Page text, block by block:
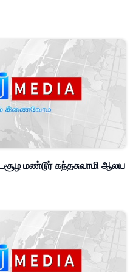
மண்டூர் கந்தசுவாமி ஆலய